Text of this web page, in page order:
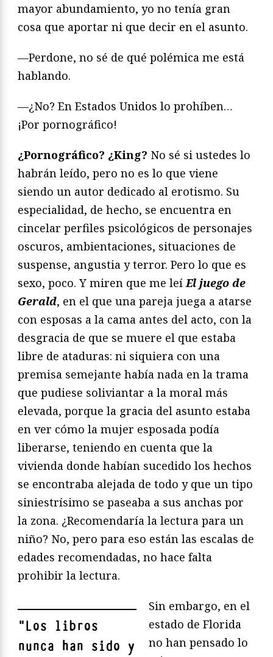
mayor abundamiento, yo no tenía gran
cosa que aportar ni que decir en el asunto.
—Perdone, no sé de qué polémica me está
hablando.
—¿No? En Estados Unidos lo prohíben…
¡Por pornográfico!
¿Pornográfico? ¿King? No sé si ustedes lo
habrán leído, pero no es lo que viene
siendo un autor dedicado al erotismo. Su
especialidad, de hecho, se encuentra en
cincelar perfiles psicológicos de personajes
oscuros, ambientaciones, situaciones de
suspense, angustia y terror. Pero lo que es
sexo, poco. Y miren que me leí El juego de
Gerald, en el que una pareja juega a atarse
con esposas a la cama antes del acto, con la
desgracia de que se muere el que estaba
libre de ataduras: ni siquiera con una
premisa semejante había nada en la trama
que pudiese soliviantar a la moral más
elevada, porque la gracia del asunto estaba
en ver cómo la mujer esposada podía
liberarse, teniendo en cuenta que la
vivienda donde habían sucedido los hechos
se encontraba alejada de todo y que un tipo
siniestrísimo se paseaba a sus anchas por
la zona. ¿Recomendaría la lectura para un
niño? No, pero para eso están las escalas de
edades recomendadas, no hace falta
prohibir la lectura.
"Los libros
nunca han sido y
Sin embargo, en el
estado de Florida
no han pensado lo